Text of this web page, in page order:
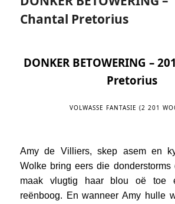
Chantal Pretorius
DONKER BETOWERING –
Pretorius
VOLWASSE FANTASIE (2 201
Amy de Villiers, skep asem en
Wolke bring eers die
maak vlugtig haar blou oë toe
reënboog. En wanneer Amy hulle